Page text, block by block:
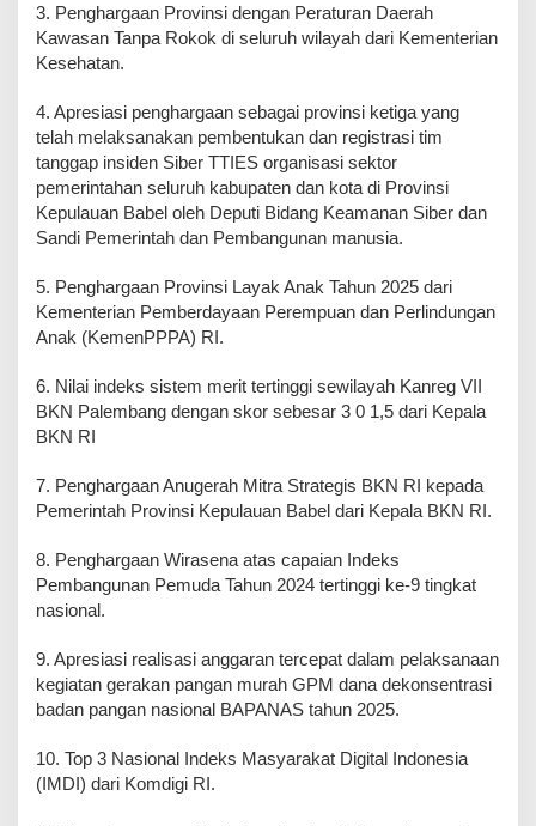
3. Penghargaan Provinsi dengan Peraturan Daerah
Kawasan Tanpa Rokok di seluruh wilayah dari Kementerian
Kesehatan.
4. Apresiasi penghargaan sebagai provinsi ketiga yang
telah melaksanakan pembentukan dan registrasi tim
tanggap insiden Siber TTIES organisasi sektor
pemerintahan seluruh kabupaten dan kota di Provinsi
Kepulauan Babel oleh Deputi Bidang Keamanan Siber dan
Sandi Pemerintah dan Pembangunan manusia.
5. Penghargaan Provinsi Layak Anak Tahun 2025 dari
Kementerian Pemberdayaan Perempuan dan Perlindungan
Anak (KemenPPPA) RI.
6. Nilai indeks sistem merit tertinggi sewilayah Kanreg VII
BKN Palembang dengan skor sebesar 3 0 1,5 dari Kepala
BKN RI
7. Penghargaan Anugerah Mitra Strategis BKN RI kepada
Pemerintah Provinsi Kepulauan Babel dari Kepala BKN RI.
8. Penghargaan Wirasena atas capaian Indeks
Pembangunan Pemuda Tahun 2024 tertinggi ke-9 tingkat
nasional.
9. Apresiasi realisasi anggaran tercepat dalam pelaksanaan
kegiatan gerakan pangan murah GPM dana dekonsentrasi
badan pangan nasional BAPANAS tahun 2025.
10. Top 3 Nasional Indeks Masyarakat Digital Indonesia
(IMDI) dari Komdigi RI.